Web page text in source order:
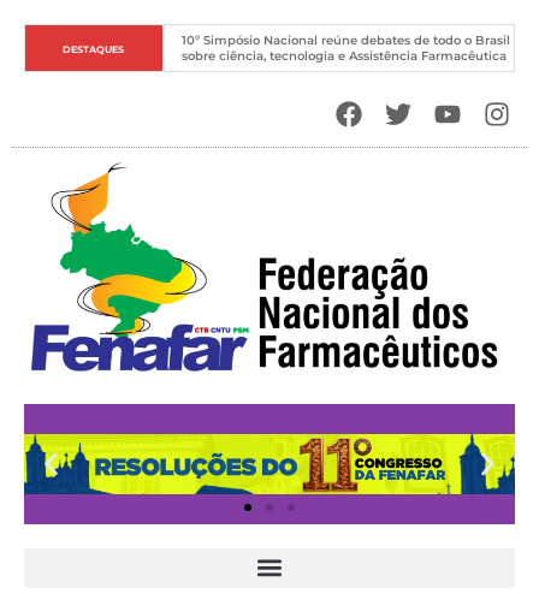
DESTAQUES
10º Simpósio Nacional reúne debates de todo o Brasil
sobre ciência, tecnologia e Assistência Farmacêutica